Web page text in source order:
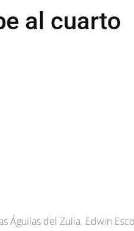
al cuarto
Águilas del Zulia. Edwin